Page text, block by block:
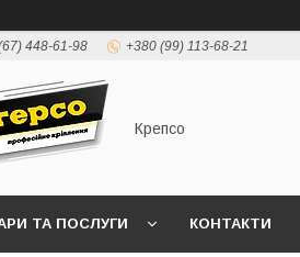
448-61-98 +380 (99) 113-68-21
Крепсо
ТА ПОСЛУГИ КОНТАКТИ